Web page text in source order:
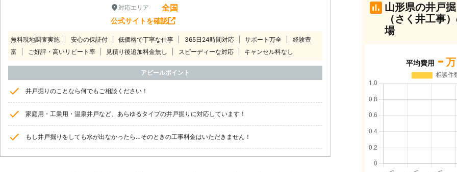
対応エリア 全国
公式サイトを確認
無料現地調査実施 安心の保証付 低価格で丁寧な仕事 365日24時間対応 サポート万全
経験豊
富
ご好評・高いリピート率 見積り後追加料金無し スピーディーな対応 キャンセル料なし
アピールポイント
井戸掘りのことなら何でもご相談ください！
家庭用・工業用・温泉井戸など、あらゆるタイプの井戸掘りに対応しています！
もし井戸掘りをしても水が出なかったら…そのときの工事料金はいただきません！
山形県の井戸
（さく井工事
場
平均費用 -